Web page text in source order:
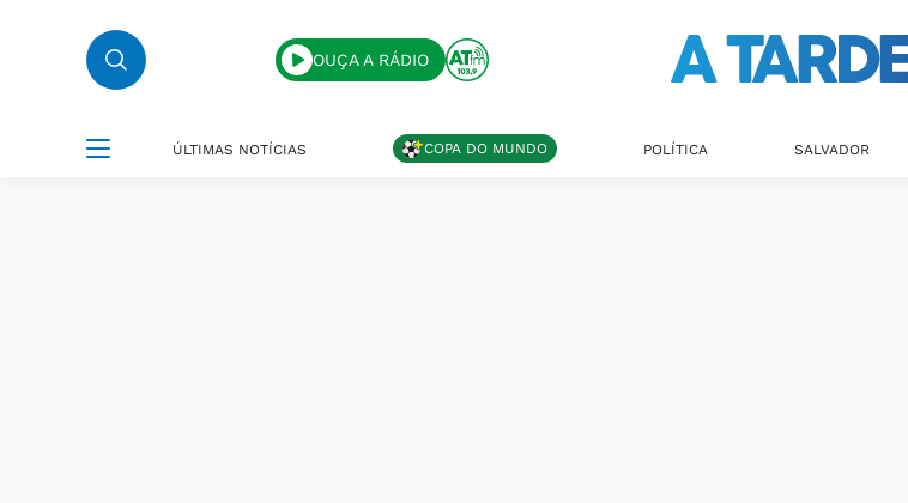
OUÇA A RÁDIO
ÚLTIMAS NOTÍCIAS COPA DO MUNDO POLÍTICA SALVADOR